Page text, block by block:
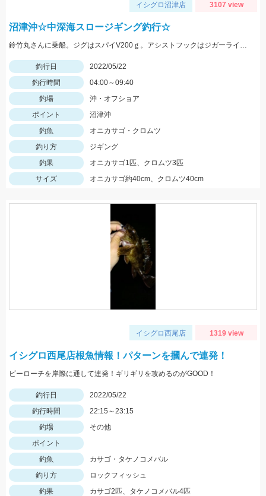
イシグロ沼津店 3107 view
沼津沖☆中深海スロージギング釣行☆
鈴竹丸さんに乗船。ジグはスパイV200ｇ。アシストフックはジガーライトシワリ2/0を使用。
釣行日
2022/05/22
釣行時間
04:00～09:40
釣場
沖・オフショア
ポイント
沼津沖
釣魚
オニカサゴ・クロムツ
釣り方
ジギング
釣果
オニカサゴ1匹、クロムツ3匹
サイズ
オニカサゴ約40cm、クロムツ40cm
イシグロ西尾店 1319 view
イシグロ西尾店根魚情報！パターンを摑んで連発！
ビーローチを岸際に通して連発！ギリギリを攻めるのがGOOD！
釣行日
2022/05/22
釣行時間
22:15～23:15
釣場
その他
ポイント
釣魚
カサゴ・タケノコメバル
釣り方
ロックフィッシュ
釣果
カサゴ2匹、タケノコメバル4匹